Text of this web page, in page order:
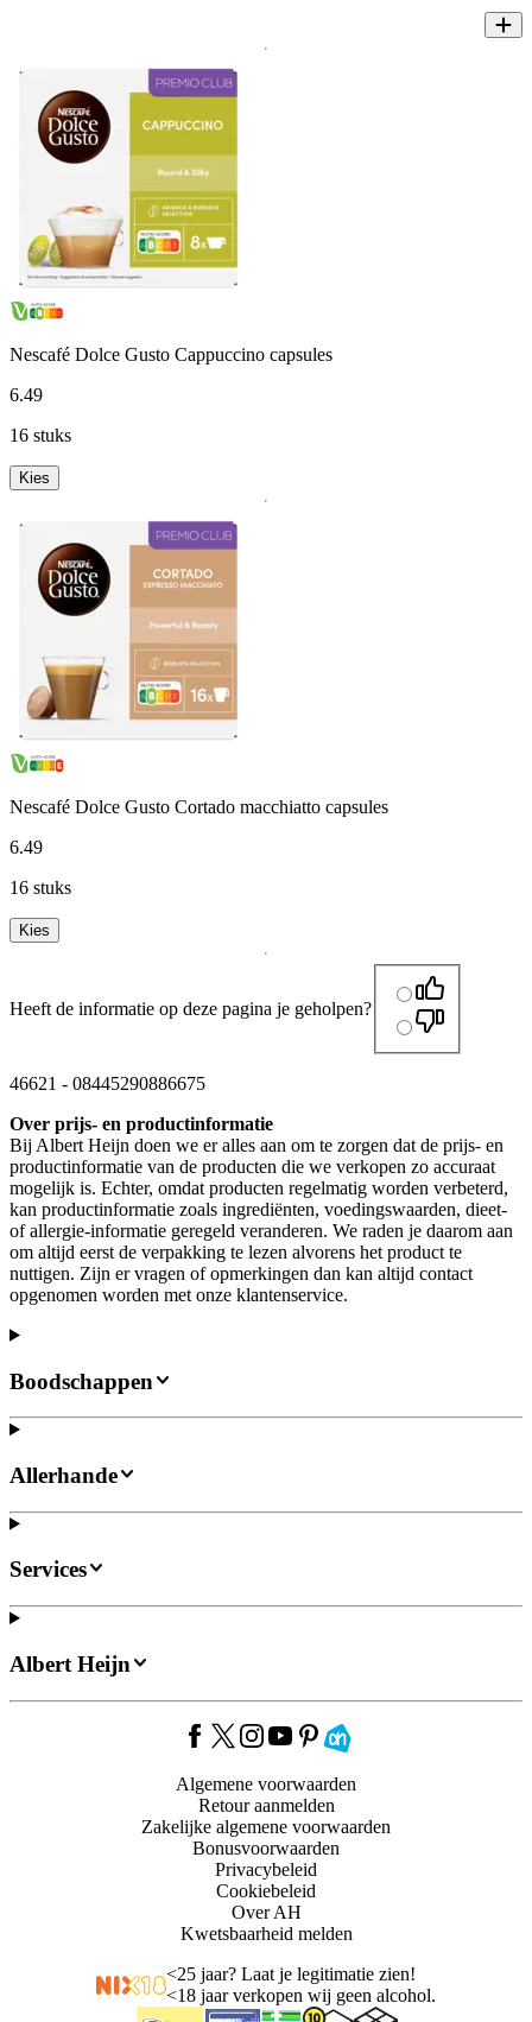
Nescafé Dolce Gusto Cappuccino capsules
6.49
16 stuks
Kies
Nescafé Dolce Gusto Cortado macchiatto capsules
6.49
16 stuks
Kies
Heeft de informatie op deze pagina je geholpen?
46621 - 08445290886675
Over prijs- en productinformatie
Bij Albert Heijn doen we er alles aan om te zorgen dat de prijs- en
productinformatie van de producten die we verkopen zo accuraat
mogelijk is. Echter, omdat producten regelmatig worden verbeterd,
kan productinformatie zoals ingrediënten, voedingswaarden, dieet-
of allergie-informatie geregeld veranderen. We raden je daarom aan
om altijd eerst de verpakking te lezen alvorens het product te
nuttigen. Zijn er vragen of opmerkingen dan kan altijd contact
opgenomen worden met onze klantenservice.
Boodschappen
Allerhande
Services
Albert Heijn
Algemene voorwaarden
Retour aanmelden
Zakelijke algemene voorwaarden
Bonusvoorwaarden
Privacybeleid
Cookiebeleid
Over AH
Kwetsbaarheid melden
<25 jaar? Laat je legitimatie zien!
<18 jaar verkopen wij geen alcohol.